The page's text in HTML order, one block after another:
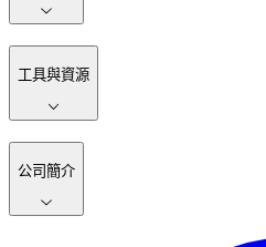
工具與資源
公司簡介